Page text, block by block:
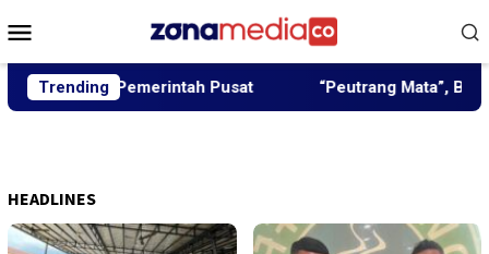
ke
Mobile
Trending
Pemerintah Pusat “Peutrang Mata”, BRA
HEADLINES